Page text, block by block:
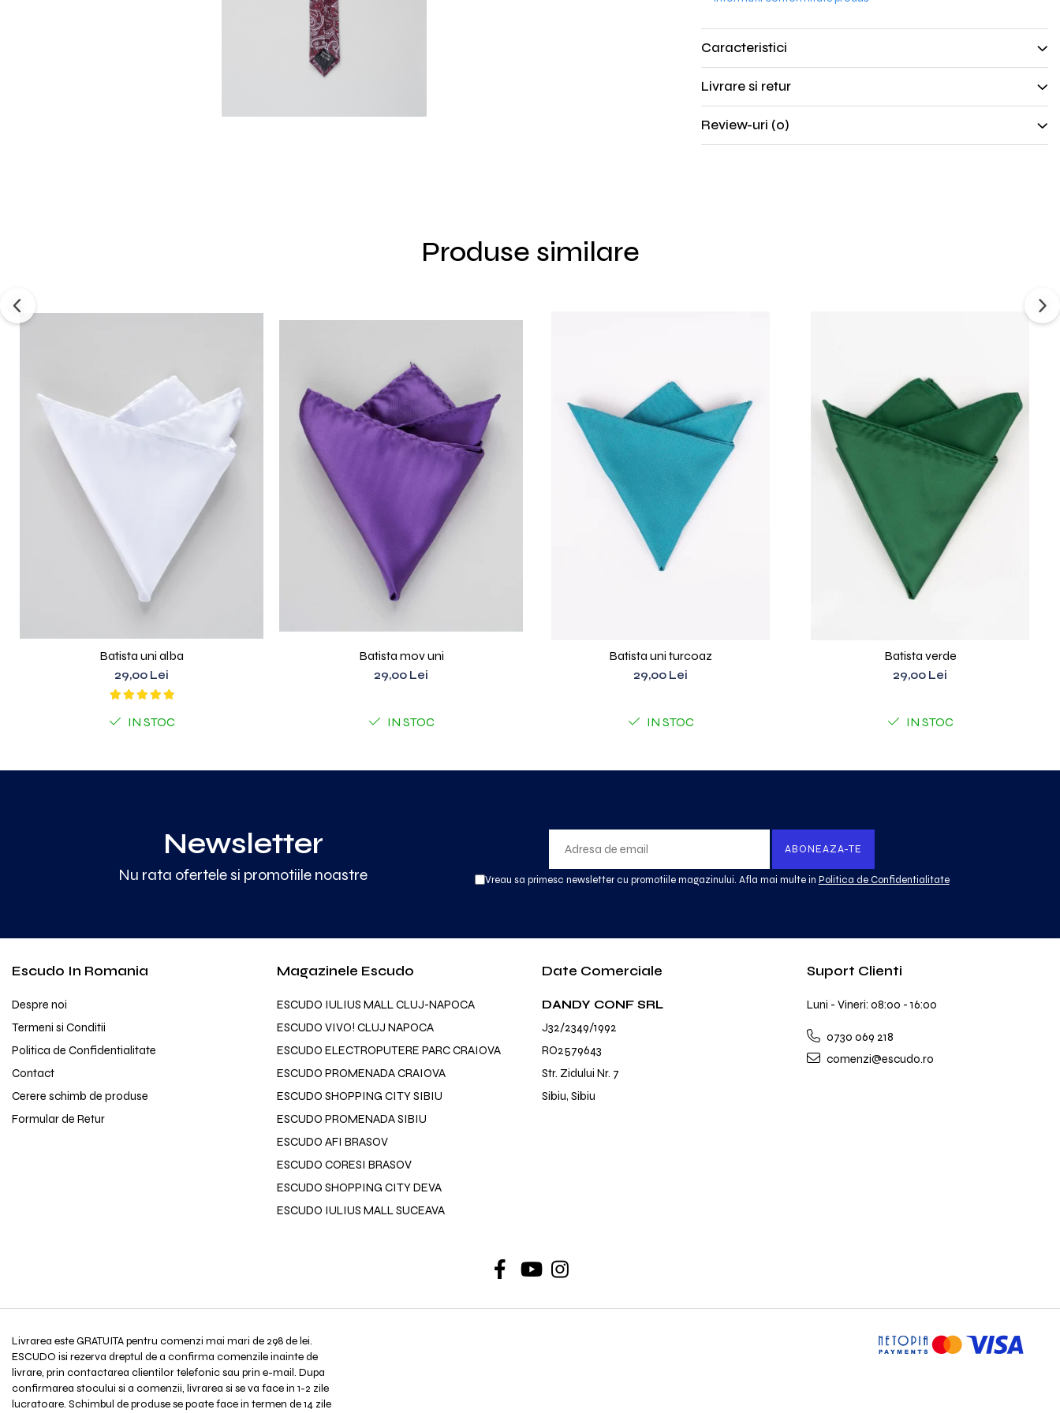
Caracteristici
Livrare si retur
Review-uri (0)
Produse similare
Batista uni alba
29,00 Lei
IN STOC
Batista mov uni
29,00 Lei
IN STOC
Batista uni turcoaz
29,00 Lei
IN STOC
Batista verde
29,00 Lei
IN STOC
Newsletter
Nu rata ofertele si promotiile noastre Vreau sa primesc newsletter cu promotiile magazinului. Afla mai multe in Politica de Confidentialitate
Escudo In Romania
Despre noi
Termeni si Conditii
Politica de Confidentialitate
Contact
Cerere schimb de produse
Formular de Retur
Magazinele Escudo
ESCUDO IULIUS MALL CLUJ-NAPOCA
ESCUDO VIVO! CLUJ NAPOCA
ESCUDO ELECTROPUTERE PARC CRAIOVA
ESCUDO PROMENADA CRAIOVA
ESCUDO SHOPPING CITY SIBIU
ESCUDO PROMENADA SIBIU
ESCUDO AFI BRASOV
ESCUDO CORESI BRASOV
ESCUDO SHOPPING CITY DEVA
ESCUDO IULIUS MALL SUCEAVA
Date Comerciale
DANDY CONF SRL
J32/2349/1992
RO2579643
Str. Zidului Nr. 7
Sibiu, Sibiu
Suport Clienti
Luni - Vineri: 08:00 - 16:00
0730 069 218
comenzi@escudo.ro
Livrarea este GRATUITA pentru comenzi mai mari de 298 de lei.
ESCUDO isi rezerva dreptul de a confirma comenzile inainte de
livrare, prin contactarea clientilor telefonic sau prin e-mail. Dupa
confirmarea stocului si a comenzii, livrarea si se va face in 1-2 zile
lucratoare. Schimbul de produse se poate face in termen de 14 zile